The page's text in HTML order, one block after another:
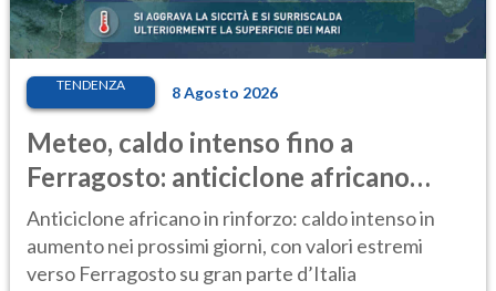
TENDENZA 8 Agosto 2026
Meteo, caldo intenso fino a
Ferragosto: anticiclone africano
ancora protagonista
Anticiclone africano in rinforzo: caldo intenso in
aumento nei prossimi giorni, con valori estremi
verso Ferragosto su gran parte d’Italia